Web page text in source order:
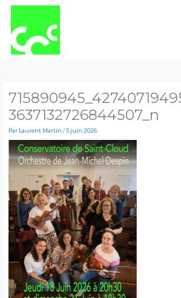
3637132726844507_n
Par Laurent Martin /5 juin 2026